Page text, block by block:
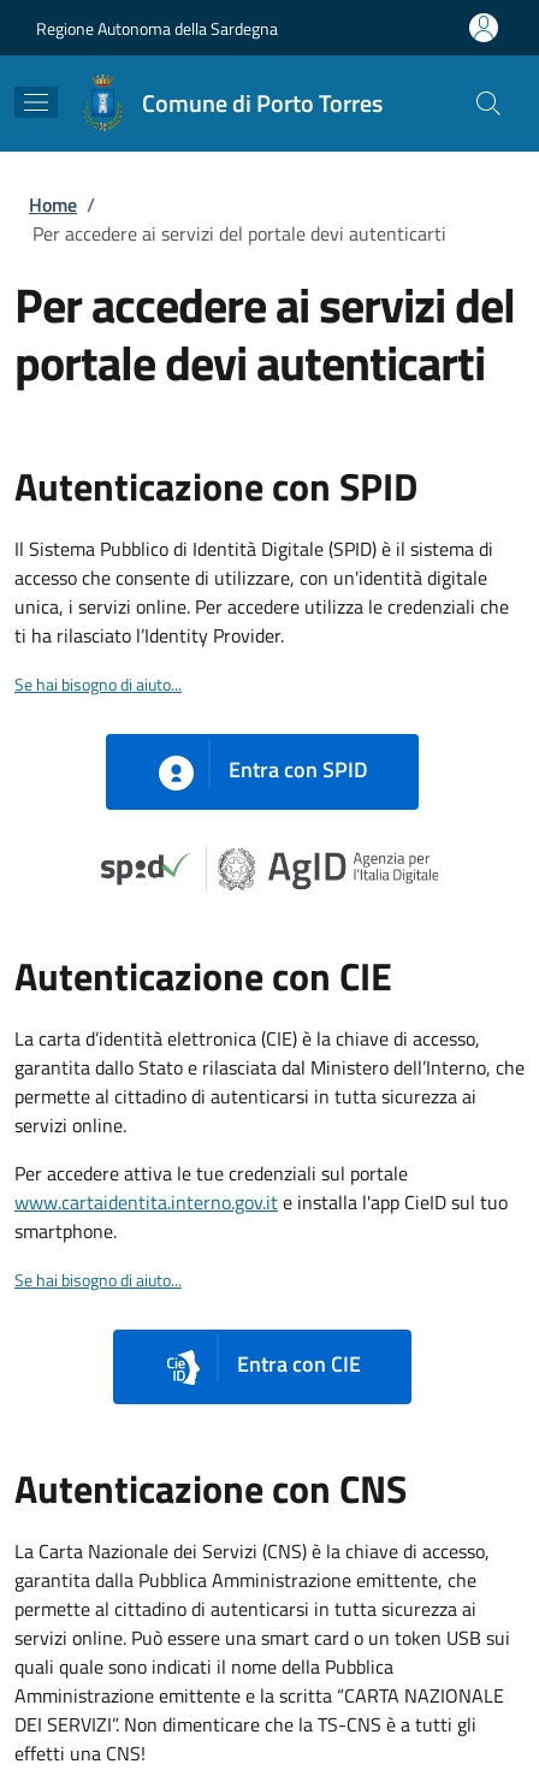
Regione Autonoma della Sardegna
Comune di Porto Torres
Briciole di pane
Home /
Per accedere ai servizi del portale devi autenticarti
Per accedere ai servizi del
portale devi autenticarti
Autenticazione con SPID
Il Sistema Pubblico di Identità Digitale (SPID) è il sistema di
accesso che consente di utilizzare, con un'identità digitale
unica, i servizi online. Per accedere utilizza le credenziali che
ti ha rilasciato l’Identity Provider.
Se hai bisogno di aiuto...
Entra con SPID
Autenticazione con CIE
La carta d’identità elettronica (CIE) è la chiave di accesso,
garantita dallo Stato e rilasciata dal Ministero dell’Interno, che
permette al cittadino di autenticarsi in tutta sicurezza ai
servizi online.
Per accedere attiva le tue credenziali sul portale
www.cartaidentita.interno.gov.ite installa l'app CieID sul tuo
smartphone.
Se hai bisogno di aiuto...
Entra con CIE
Autenticazione con CNS
La Carta Nazionale dei Servizi (CNS) è la chiave di accesso,
garantita dalla Pubblica Amministrazione emittente, che
permette al cittadino di autenticarsi in tutta sicurezza ai
servizi online. Può essere una smart card o un token USB sui
quali quale sono indicati il nome della Pubblica
Amministrazione emittente e la scritta “CARTA NAZIONALE
DEI SERVIZI”. Non dimenticare che la TS-CNS è a tutti gli
effetti una CNS!